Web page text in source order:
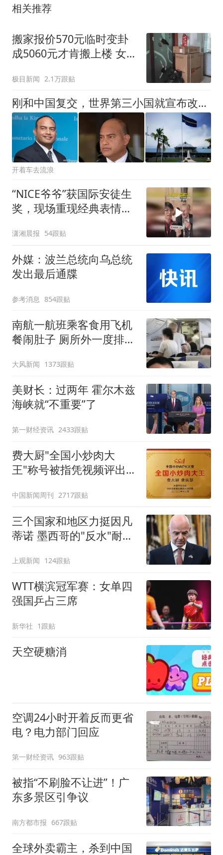
相关推荐
搬家报价570元临时变卦
成5060元才肯搬上楼 女子
极目新闻 2.1万跟贴
刚和中国复交，世界第三小国就宣布改掉国名，破产小国有了新出路
开着车去流浪
“NICE爷爷”获国际安徒生
奖，现场重现经典表情
潇湘晨报 54跟贴
外媒：波兰总统向乌总统
发出最后通牒
参考消息 854跟贴
南航一航班乘客食用飞机
餐闹肚子 厕所外一度排长
大风新闻 1373跟贴
美财长：过两年 霍尔木兹
海峡就“不重要”了
第一财经资讯 2433跟贴
费大厨"全国小炒肉大
王"称号被指凭视频评出
中国新闻周刊 2717跟贴
三个国家和地区力挺因凡
蒂诺 墨西哥的"反水"耐人
上观新闻 124跟贴
WTT横滨冠军赛：女单四
强国乒占三席
新华社 1跟贴
天空硬糖消
空调24小时开着反而更省
电？电力部门回应
第一财经资讯 963跟贴
被指“不刷脸不让进”！广
东多景区引争议
南方都市报 667跟贴
全球外卖霸主，杀到中国